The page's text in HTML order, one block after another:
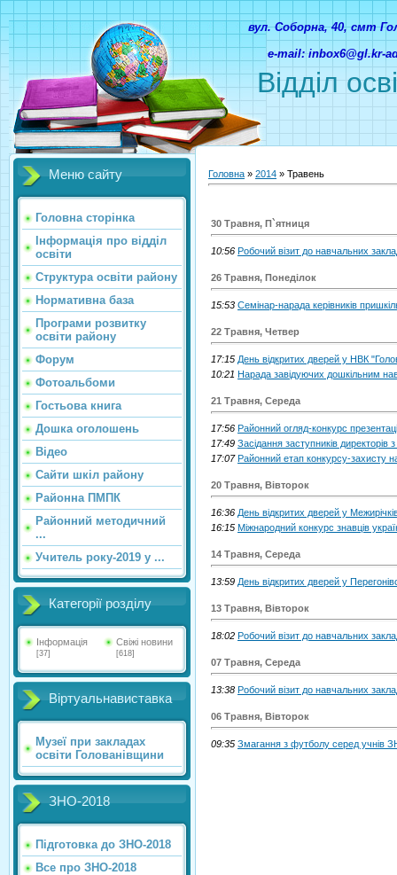
Відділ
вул. Соборна, 40, смт
e-mail: inbox6@gl.kr-
Меню сайту
Головна сторінка
Інформація про відділ
освіти
Структура освіти району
Нормативна база
Програми розвитку
освіти району
Форум
Фотоальбоми
Гостьова книга
Дошка оголошень
Відео
Сайти шкіл району
Районна ПМПК
Районний методичний
...
Учитель року-2019 у ...
Категорії розділу
Інформація
[37]
Свіжі новини
[618]
Віртуальнавиставка
Музеї при закладах
освіти Голованівщини
ЗНО-2018
Підготовка до ЗНО-2018
Все про ЗНО-2018
Головна » 2014 » Травень
30 Травня, П`ятниця
10:56 Робочий візит до навчальних
26 Травня, Понеділок
15:53 Семінар-нарада керівників
22 Травня, Четвер
17:15 День відкритих дверей у НВК
10:21 Нарада завідуючих дошкільним
21 Травня, Середа
17:56 Районний огляд-конкурс
17:49 Засідання заступників
17:07 Районний етап конкурсу-захисту
20 Травня, Вівторок
16:36 День відкритих дверей у
16:15 Міжнародний конкурс знавців
14 Травня, Середа
13:59 День відкритих дверей у
13 Травня, Вівторок
18:02 Робочий візит до навчальних
07 Травня, Середа
13:38 Робочий візит до навчальних
06 Травня, Вівторок
09:35 Змагання з футболу серед учнів